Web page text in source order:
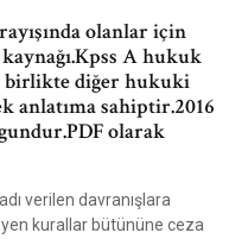
olanlar için
A hukuk
birlikte diğer hukuki
anlatıma sahiptir.2016
olarak
verilen davranışlara
kurallar bütününe ceza